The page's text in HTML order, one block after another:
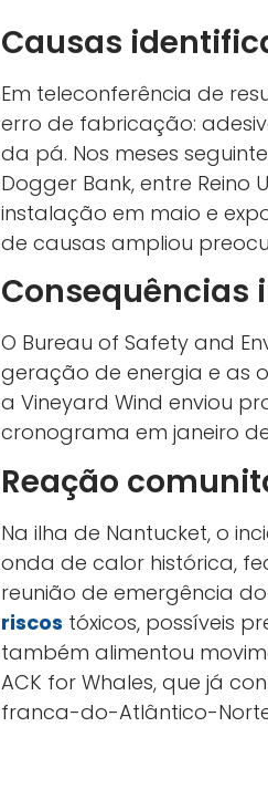
Causas
Em teleconferência de
erro de fabricação:
da pá. Nos meses
Dogger Bank, entre
instalação em maio e
de causas ampliou
Consequências
O Bureau of Safety and
geração de energia e as
a Vineyard Wind enviou
cronograma em janeiro
Reação
Na ilha de Nantucket, o
onda de calor histórica,
reunião de emergência do
riscos tóxicos, possíveis
também alimentou
ACK for Whales, que já
franca-do-Atlântico-